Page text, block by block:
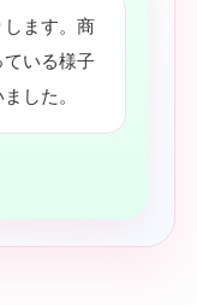
ます。商
いる様子
した。